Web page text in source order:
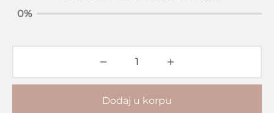
0%
Dodaj u korpu